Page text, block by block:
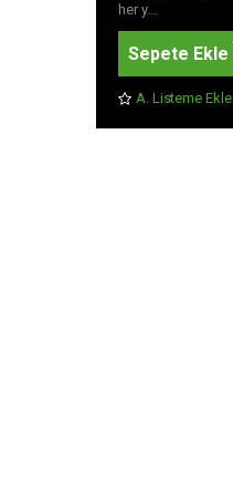
her y...
Sepete Ekle
A. Listeme Ekle